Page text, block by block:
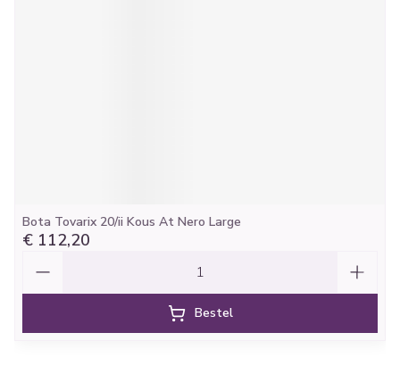
Bota Tovarix 20/ii Kous At Nero Large
€ 112,20
Bestel